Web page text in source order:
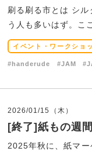
刷る刷る市とは シ
う人も多いはず。こ
イベント・ワークショ
#handerude #JAM
2026/01/15（木）
[終了]紙もの週
2025年秋に、紙マ